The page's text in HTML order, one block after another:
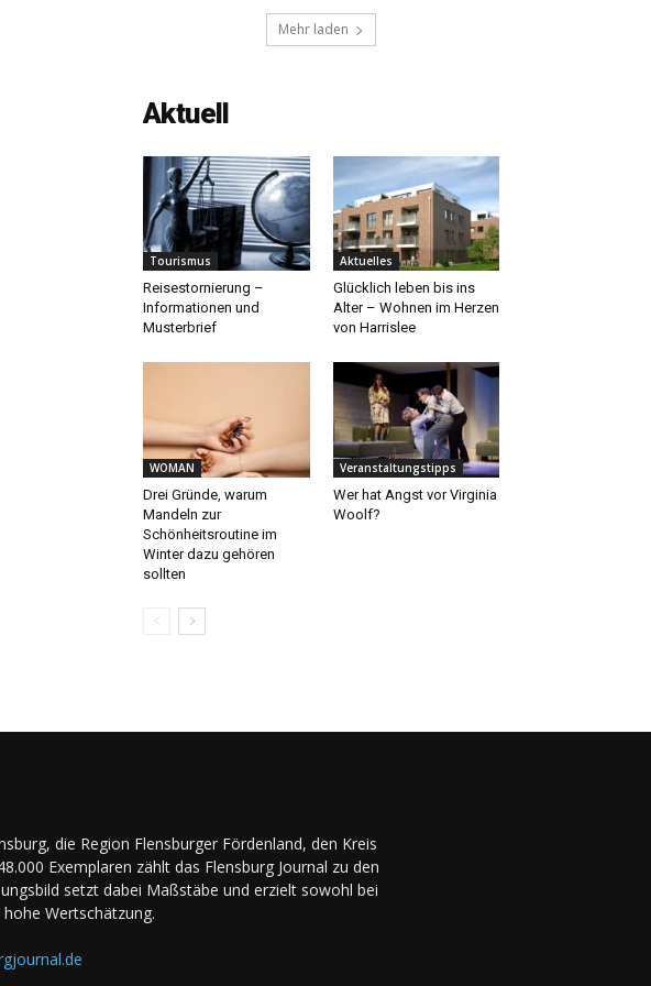
Mehr laden
Aktuell
Tourismus
Reisestornierung –
Informationen und
Musterbrief
Aktuelles
Glücklich leben bis ins
Alter – Wohnen im Herzen
von Harrislee
WOMAN
Drei Gründe, warum
Mandeln zur
Schönheitsroutine im
Winter dazu gehören
sollten
Veranstaltungstipps
Wer hat Angst vor Virginia
Woolf?
die Region Flensburger Fördenland, den Kreis
Exemplaren zählt das Flensburg Journal zu den
setzt dabei Maßstäbe und erzielt sowohl bei
Wertschätzung.